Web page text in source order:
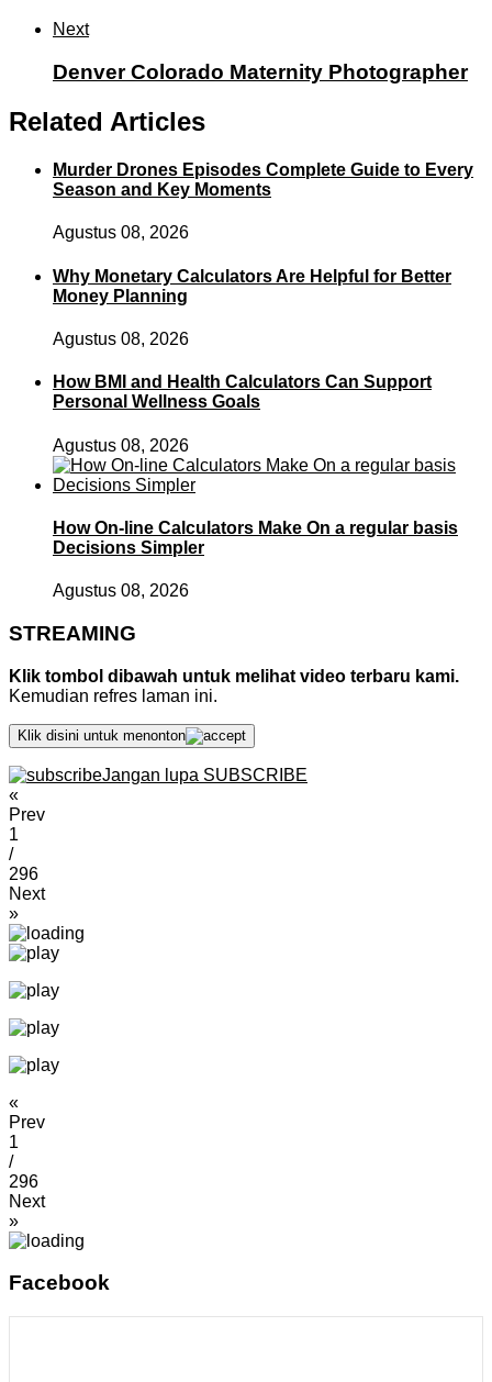
Next
Denver Colorado Maternity Photographer
Related Articles
Murder Drones Episodes Complete Guide to Every
Season and Key Moments
Agustus 08, 2026
Why Monetary Calculators Are Helpful for Better
Money Planning
Agustus 08, 2026
How BMI and Health Calculators Can Support
Personal Wellness Goals
Agustus 08, 2026
How On-line Calculators Make On a regular basis
Decisions Simpler
Agustus 08, 2026
STREAMING
Klik tombol dibawah untuk melihat video terbaru kami.
Kemudian refres laman ini.
Klik disini untuk menonton
Jangan lupa SUBSCRIBE
«
Prev
1
/
296
Next
»
«
Prev
1
/
296
Next
»
Facebook